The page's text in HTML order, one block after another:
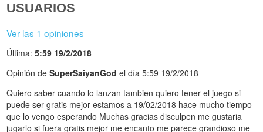
USUARIOS
Ver las 1 opiniones
Última:5:59 19/2/2018
Opinión deSuperSaiyanGod el día 5:59 19/2/2018
Quiero saber cuando lo lanzan tambien quiero tener el juego si
puede ser gratis mejor estamos a 19/02/2018 hace mucho tiempo
que lo vengo esperando Muchas gracias disculpen me gustaria
jugarlo si fuera gratis mejor me encanto me parece grandioso me